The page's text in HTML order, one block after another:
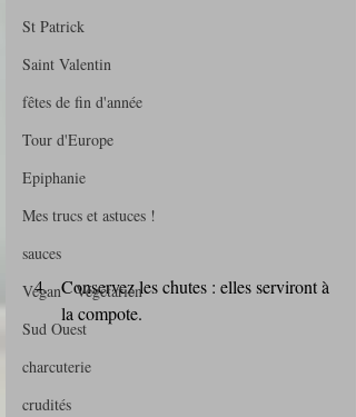
St Patrick
Saint Valentin
fêtes de fin d'année
Tour d'Europe
Epiphanie
Mes trucs et astuces !
sauces
Vegan - Végétarien
Sud Ouest
charcuterie
crudités
Conservez les chutes : elles serviront à
la compote.